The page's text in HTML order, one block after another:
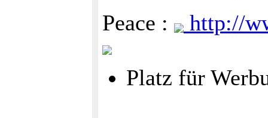
Peace :
http://
Platz für